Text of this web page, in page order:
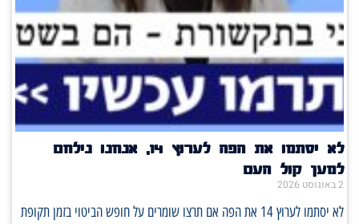
לא יסתמו את הפה לערוץ 14, אנחנו נילחם
למען קול העם
2 באוגוסט 2026
לא יסתמו לערוץ 14 את הפה אם תרצו שומרים על חופש הביטוי בזמן תקופת